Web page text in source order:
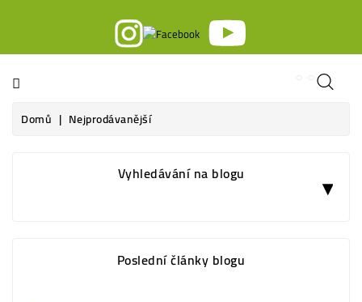
Domů Nejprodávanější
Vyhledávání na blogu
Poslední články blogu